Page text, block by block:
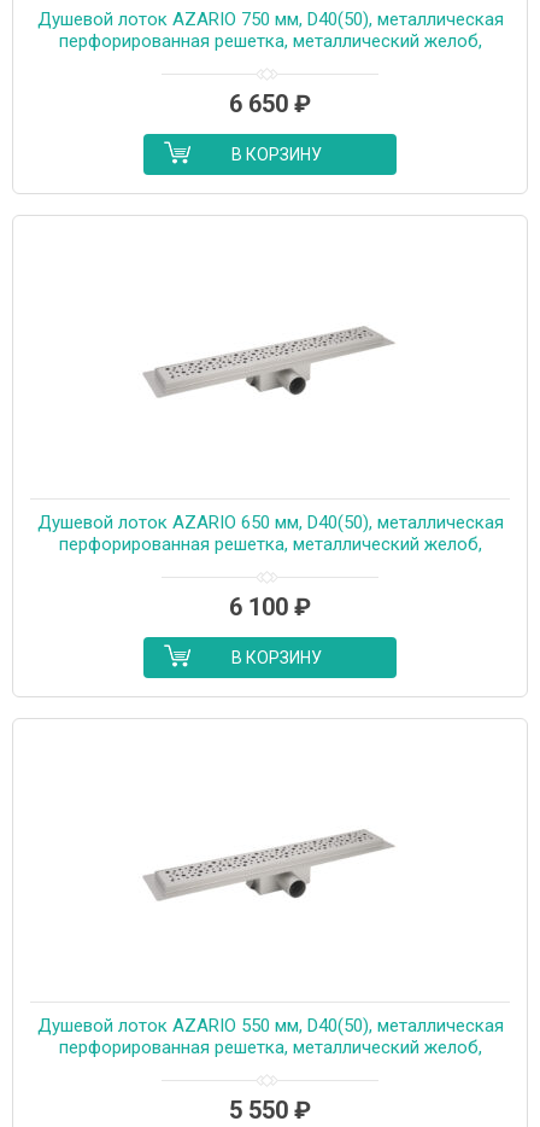
Душевой лоток AZARIO 750 мм, D40(50), металлическая
перфорированная решетка, металлический желоб,
6 650 ₽
В КОРЗИНУ
Душевой лоток AZARIO 650 мм, D40(50), металлическая
перфорированная решетка, металлический желоб,
6 100 ₽
В КОРЗИНУ
Душевой лоток AZARIO 550 мм, D40(50), металлическая
перфорированная решетка, металлический желоб,
5 550 ₽